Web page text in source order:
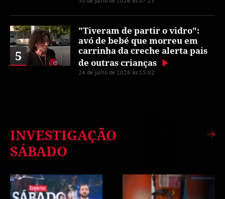
5
"Tiveram de partir o vidro":
avó de bebé que morreu em
carrinha da creche alerta pais
de outras crianças
24 de julho de 2026 às 15:02
INVESTIGAÇÃO
SÁBADO